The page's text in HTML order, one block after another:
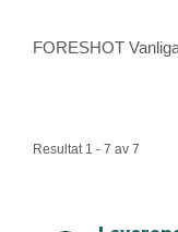
FORESHOT
Resultat 1 - 7 av 7